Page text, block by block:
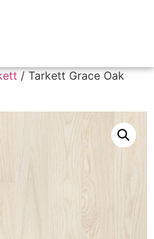
/ Tarkett Grace Oak